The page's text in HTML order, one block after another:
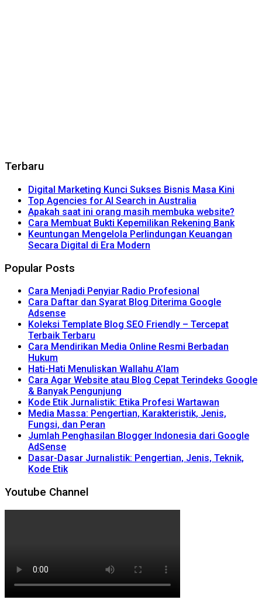
Terbaru
Digital Marketing Kunci Sukses Bisnis Masa Kini
Top Agencies for AI Search in Australia
Apakah saat ini orang masih membuka website?
Cara Membuat Bukti Kepemilikan Rekening Bank
Keuntungan Mengelola Perlindungan Keuangan
Secara Digital di Era Modern
Popular Posts
Cara Menjadi Penyiar Radio Profesional
Cara Daftar dan Syarat Blog Diterima Google
Adsense
Koleksi Template Blog SEO Friendly – Tercepat
Terbaik Terbaru
Cara Mendirikan Media Online Resmi Berbadan
Hukum
Hati-Hati Menuliskan Wallahu A’lam
Cara Agar Website atau Blog Cepat Terindeks Google
& Banyak Pengunjung
Kode Etik Jurnalistik: Etika Profesi Wartawan
Media Massa: Pengertian, Karakteristik, Jenis,
Fungsi, dan Peran
Jumlah Penghasilan Blogger Indonesia dari Google
AdSense
Dasar-Dasar Jurnalistik: Pengertian, Jenis, Teknik,
Kode Etik
Youtube Channel